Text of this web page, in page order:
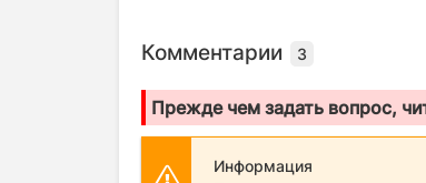
Комментарии 3
Прежде чем задать вопрос,
Информация